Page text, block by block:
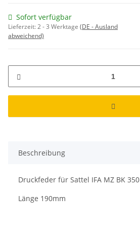
Sofort verfügbar
Lieferzeit:2 - 3 Werktage (DE - Ausland
abweichend)
Beschreibung
Druckfeder für Sattel IFA MZ BK 350
Länge 190mm